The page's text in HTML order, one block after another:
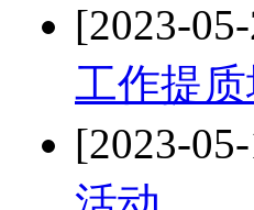
[2023-
工作提
[2023-